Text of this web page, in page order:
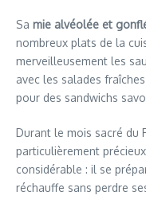
Sa mie alvéolée et
nombreux plats de la
merveilleusement les
avec les salades
pour des sandwichs
Durant le mois sacré du
particulièrement
considérable : il se
réchauffe sans perdre